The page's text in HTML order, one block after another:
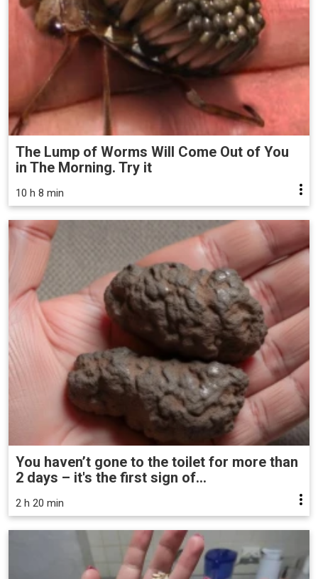
The Lump of Worms Will Come Out of You
in The Morning. Try it
10 h 8 min
You haven’t gone to the toilet for more than
2 days – it's the first sign of...
2 h 20 min